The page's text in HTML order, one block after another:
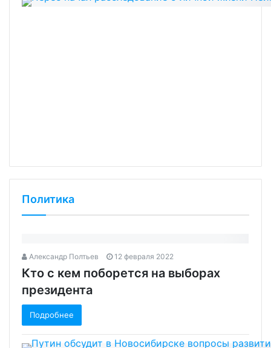
Политика
Александр Полтьев 12 февраля 2022
Кто с кем поборется на выборах
президента‍
Подробнее